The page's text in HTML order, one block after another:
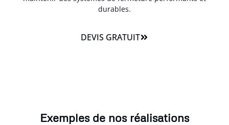
durables.
DEVIS GRATUIT
Exemples de nos réalisations